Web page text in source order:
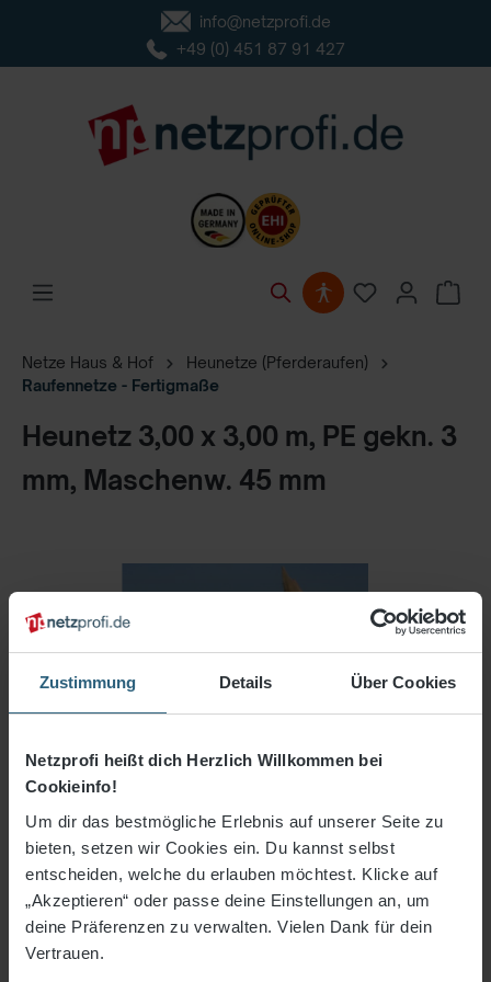
Zustimmung Details Über Cookies
Netzprofi heißt dich Herzlich Willkommen bei
Cookieinfo!
Um dir das bestmögliche Erlebnis auf unserer Seite zu
bieten, setzen wir Cookies ein. Du kannst selbst
entscheiden, welche du erlauben möchtest. Klicke auf
„Akzeptieren“ oder passe deine Einstellungen an, um
deine Präferenzen zu verwalten. Vielen Dank für dein
Vertrauen.
info@netzprofi.de
+49 (0) 451 87 91 427
Netze Haus & Hof
Heunetze (Pferderaufen)
Raufennetze - Fertigmaße
Heunetz 3,00 x 3,00 m, PE gekn. 3
mm, Maschenw. 45 mm
35,48 €*